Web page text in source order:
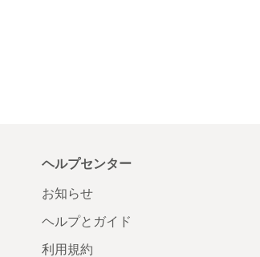
ヘルプセンター
お知らせ
ヘルプとガイド
利用規約